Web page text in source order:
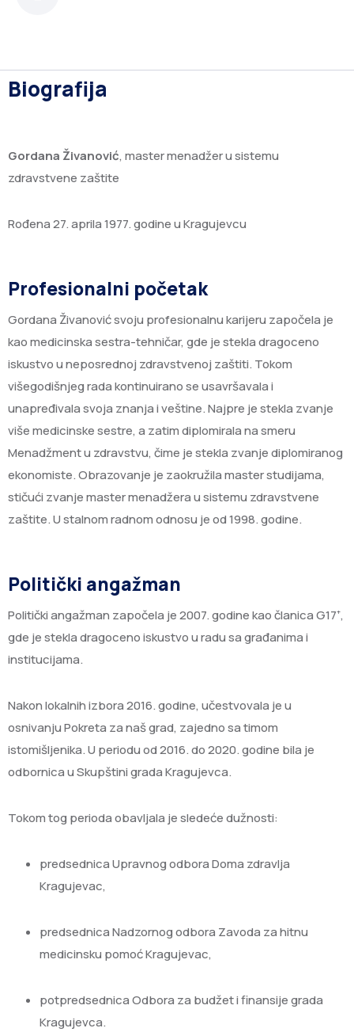
Biografija
Gordana Živanović, master menadžer u sistemu
zdravstvene zaštite
Rođena 27. aprila 1977. godine u Kragujevcu
Profesionalni početak
Gordana Živanović svoju profesionalnu karijeru započela je
kao medicinska sestra-tehničar, gde je stekla dragoceno
iskustvo u neposrednoj zdravstvenoj zaštiti. Tokom
višegodišnjeg rada kontinuirano se usavršavala i
unapređivala svoja znanja i veštine. Najpre je stekla zvanje
više medicinske sestre, a zatim diplomirala na smeru
Menadžment u zdravstvu, čime je stekla zvanje diplomiranog
ekonomiste. Obrazovanje je zaokružila master studijama,
stičući zvanje master menadžera u sistemu zdravstvene
zaštite. U stalnom radnom odnosu je od 1998. godine.
Politički angažman
Politički angažman započela je 2007. godine kao članica G17⁺,
gde je stekla dragoceno iskustvo u radu sa građanima i
institucijama.
Nakon lokalnih izbora 2016. godine, učestvovala je u
osnivanju Pokreta za naš grad, zajedno sa timom
istomišljenika. U periodu od 2016. do 2020. godine bila je
odbornica u Skupštini grada Kragujevca.
Tokom tog perioda obavljala je sledeće dužnosti:
predsednica Upravnog odbora Doma zdravlja
Kragujevac,
predsednica Nadzornog odbora Zavoda za hitnu
medicinsku pomoć Kragujevac,
potpredsednica Odbora za budžet i finansije grada
Kragujevca.